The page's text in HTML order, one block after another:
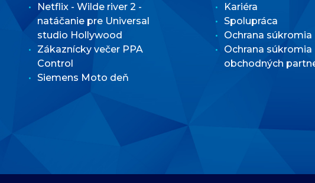
Netflix - Wilde river 2 -
natáčanie pre Universal
studio Hollywood
Zákaznícky večer PPA
Control
Siemens Moto deň
Kariéra
Spolupráca
Ochrana súkromia
Ochrana súkromia
obchodných